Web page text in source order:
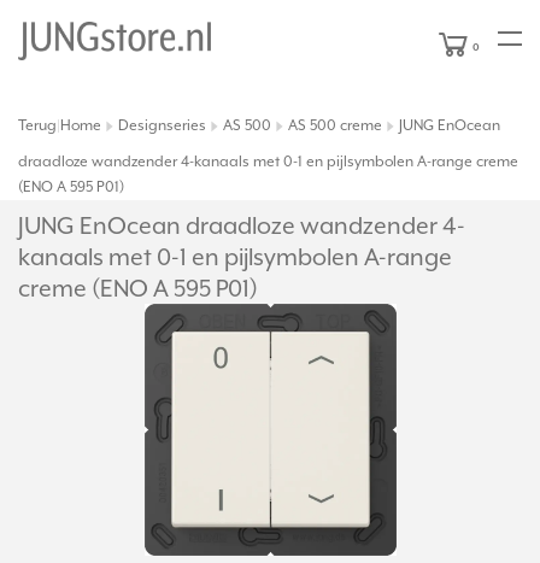
0
Terug Home Designseries AS 500 AS 500 creme JUNG EnOcean
draadloze wandzender 4-kanaals met 0-1 en pijlsymbolen A-range creme
(ENO A 595 P01)
JUNG EnOcean draadloze wandzender 4-
kanaals met 0-1 en pijlsymbolen A-range
creme (ENO A 595 P01)